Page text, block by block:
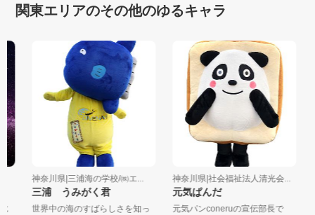
関東エリアのその他のゆるキャラ
神奈川県|三浦海の学校/㈱エ...
三浦 うみがく君
世界中の海のすばらしさを知っ
神奈川県|社会福祉法人清光会...
元気ぱんだ
元気パンconeruの宣伝部長で